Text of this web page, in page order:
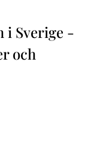
i Sverige -
och